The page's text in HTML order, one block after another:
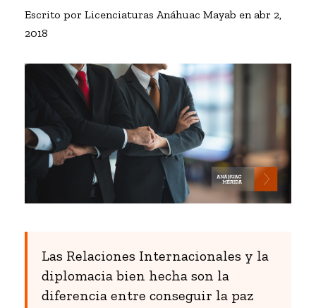
Escrito por Licenciaturas Anáhuac Mayab en abr 2,
2018
Las Relaciones Internacionales y la
diplomacia bien hecha son la
diferencia entre conseguir la paz